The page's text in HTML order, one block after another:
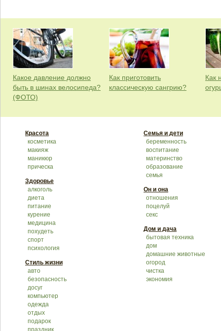
Какое давление должно
быть в шинах велосипеда?
(ФОТО)
Как приготовить
классическую сангрию?
Как
Красота
косметика
макияж
маникюр
прическа
Здоровье
алкоголь
диета
питание
курение
медицина
похудеть
спорт
психология
Стиль жизни
авто
безопасность
досуг
компьютер
одежда
отдых
подарок
праздник
Семья и дети
беременность
воспитание
материнство
образование
семья
Он и она
отношения
поцелуй
секс
Дом и дача
бытовая техника
дом
домашние животные
огород
чистка
экономия